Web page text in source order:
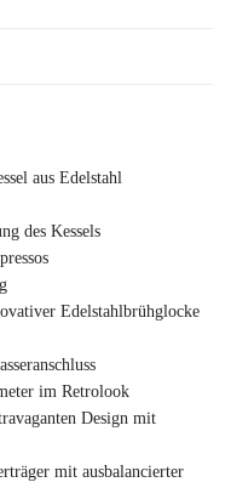
aus Edelstahl
des Kessels
Edelstahlbrühglocke
im Retrolook
Design mit
mit ausbalancierter